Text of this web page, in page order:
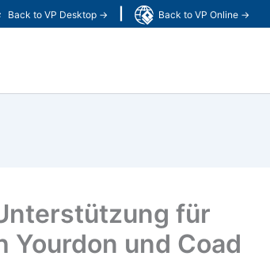
Back to VP Desktop → Back to VP Online →
für
Yourdon und Coad